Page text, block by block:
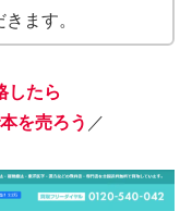
ます。
したら
を売ろう ／